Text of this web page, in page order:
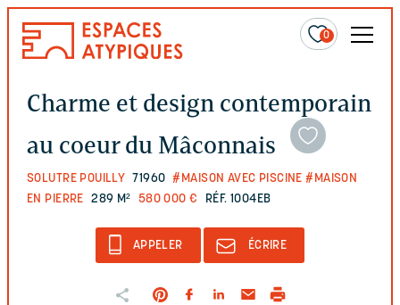
0
Charme et design contemporain
au coeur du Mâconnais
SOLUTRE POUILLY 71960 #MAISON AVEC PISCINE #MAISON
EN PIERRE
289 M² 580 000 € RÉF. 1004EB
APPELER ÉCRIRE